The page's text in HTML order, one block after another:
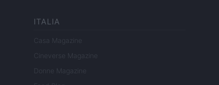
ITALIA
Casa Magazine
Cineverse Magazine
Donne Magazine